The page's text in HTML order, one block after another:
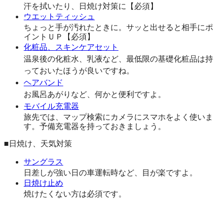
汗を拭いたり、日焼け対策に【必須】
ウエットティッシュ
ちょっと手が汚れたときに。サッと出せると相手にポ
イントＵＰ【必須】
化粧品、スキンケアセット
温泉後の化粧水、乳液など、最低限の基礎化粧品は持
っておいたほうが良いですね。
ヘアバンド
お風呂あがりなど、何かと便利ですよ。
モバイル充電器
旅先では、マップ検索にカメラにスマホをよく使いま
す。予備充電器を持っておきましょう。
■日焼け、天気対策
サングラス
日差しが強い日の車運転時など、目が楽ですよ。
日焼け止め
焼けたくない方は必須です。